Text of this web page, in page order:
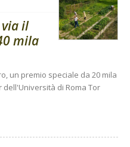
il
mila
un premio speciale da 20 mila
di Roma Tor